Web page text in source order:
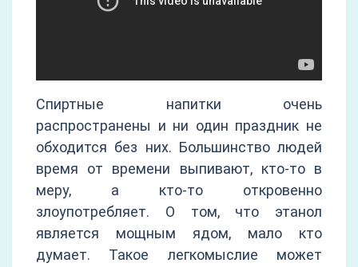
Спиртные напитки очень
распространены и ни один праздник не
обходится без них. Большинство людей
время от времени выпивают, кто-то в
меру, а кто-то откровенно
злоупотребляет. О том, что этанол
является мощным ядом, мало кто
думает. Такое легкомыслие может